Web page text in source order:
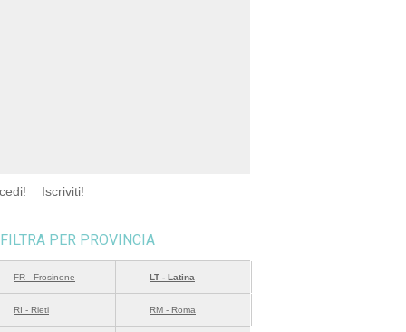
Iscriviti!
FILTRA PER PROVINCIA
FR - Frosinone LT - Latina
RI - Rieti RM - Roma